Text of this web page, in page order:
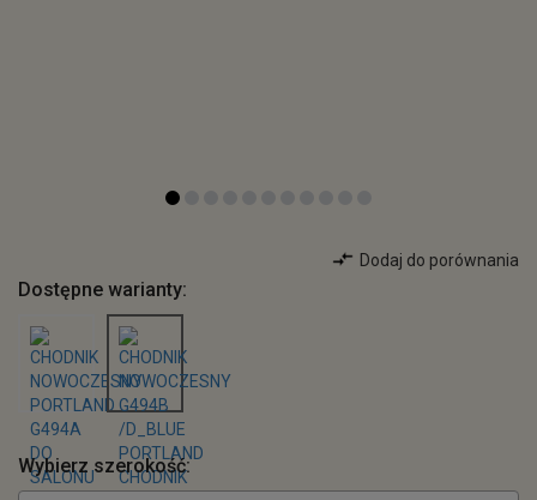
Dodaj do porównania
Dostępne warianty:
Wybierz szerokość: